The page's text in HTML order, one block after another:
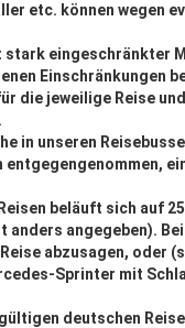
etc. können wegen
stark eingeschränkter
Einschränkungen
die jeweilige Reise
in unseren
beläuft sich auf
angegeben).
abzusagen, oder
Sprinter mit
deutschen